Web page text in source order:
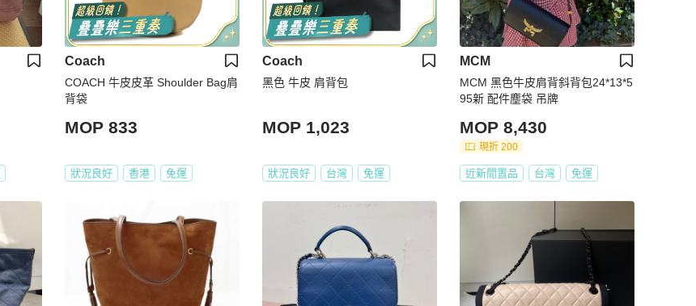
Coach
COACH 牛皮皮革 Shoulder Bag肩
背袋
MOP 833
狀況良好 香港 免運
Coach
黑色 牛皮 肩背包
MOP 1,023
狀況良好 台灣 免運
MCM
MCM 黑色牛皮肩背斜背包24*13*5
95新 配件塵袋 吊牌
MOP 8,430
現折 200
近新閒置品 台灣 免運